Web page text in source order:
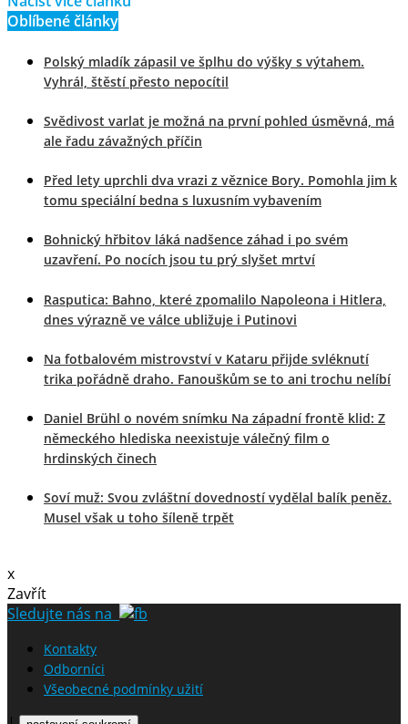
Oblíbené články
Polský mladík zápasil ve šplhu do výšky s výtahem.
Vyhrál, štěstí přesto nepocítil
Svědivost varlat je možná na první pohled úsměvná, má
ale řadu závažných příčin
Před lety uprchli dva vrazi z věznice Bory. Pomohla jim k
tomu speciální bedna s luxusním vybavením
Bohnický hřbitov láká nadšence záhad i po svém
uzavření. Po nocích jsou tu prý slyšet mrtví
Rasputica: Bahno, které zpomalilo Napoleona i Hitlera,
dnes výrazně ve válce ubližuje i Putinovi
Na fotbalovém mistrovství v Kataru přijde svléknutí
trika pořádně draho. Fanouškům se to ani trochu nelíbí
Daniel Brühl o novém snímku Na západní frontě klid: Z
německého hlediska neexistuje válečný film o
hrdinských činech
Soví muž: Svou zvláštní dovedností vydělal balík peněz.
Musel však u toho šíleně trpět
x
Zavřít
Sledujte nás na
Kontakty
Odborníci
Všeobecné podmínky užití